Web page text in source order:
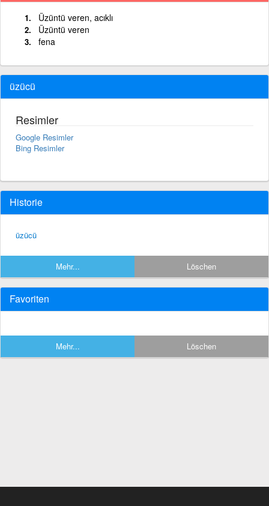
Üzüntü veren, acıklı
Üzüntü veren
fena
üzücü
Resimler
Google Resimler
Bing Resimler
Historie
üzücü
Mehr... Löschen
Favoriten
Mehr... Löschen